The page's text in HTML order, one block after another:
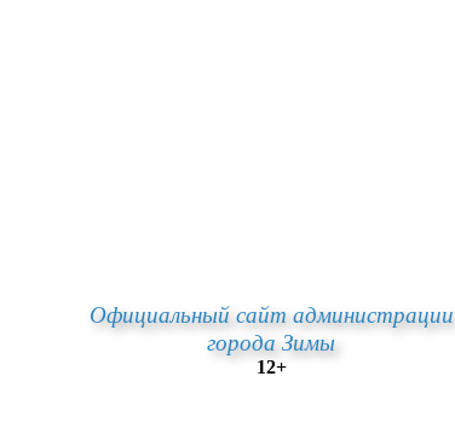
Официальный сайт администрации
города Зимы
12+